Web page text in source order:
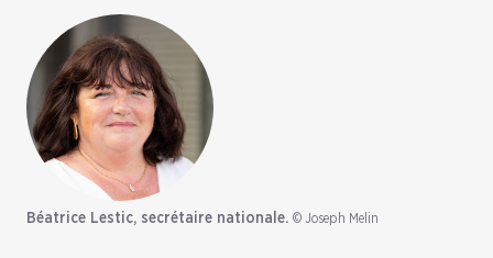
Béatrice Lestic, secrétaire nationale. © Joseph Melin